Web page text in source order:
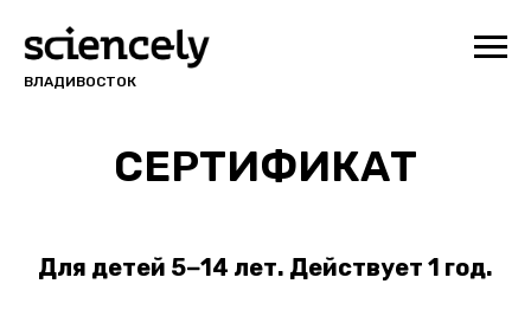
ВЛАДИВОСТОК
СЕРТИФИКАТ
Для детей 5−14 лет. Действует 1 год.